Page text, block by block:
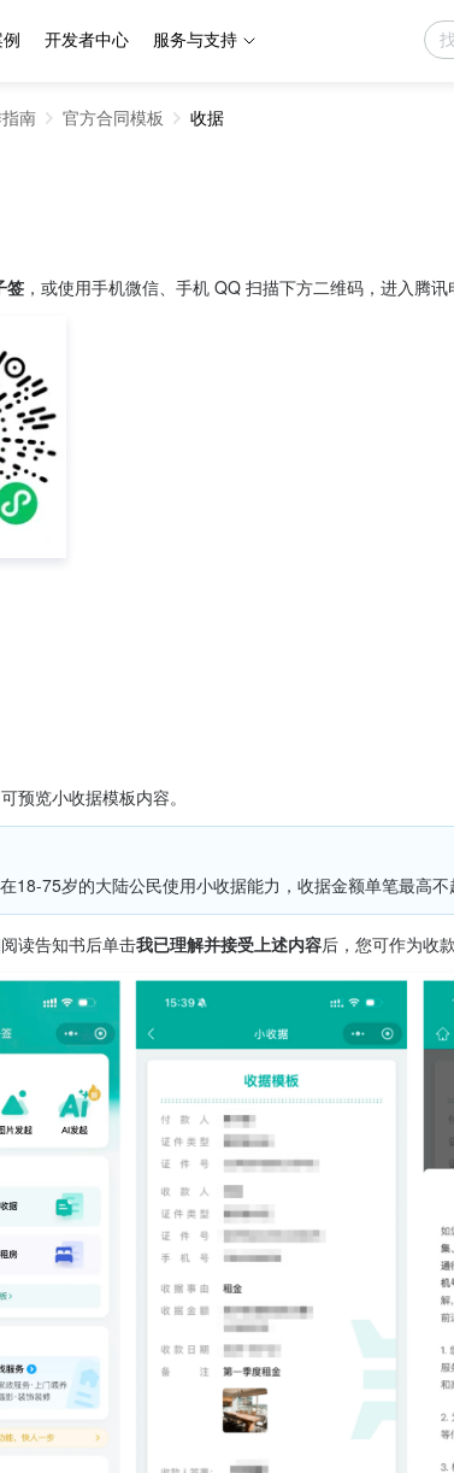
开发者中心 服务与支持
南 官方合同模板 收据
签 ，或使用手机微信、手机 QQ 扫描下方二维码，进入腾讯
可预览小收据模板内容。
18-75岁的大陆公民使用小收据能力，收据金额单笔最高不
阅读告知书后单击我已理解并接受上述内容后，您可作为收